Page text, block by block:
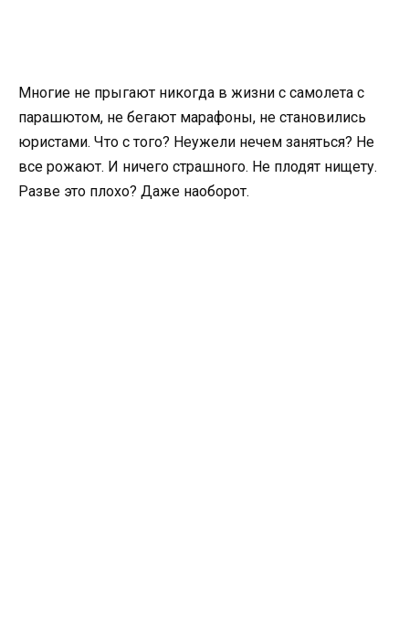
Многие не прыгают никогда в жизни с самолета с
парашютом, не бегают марафоны, не становились
юристами. Что с того? Неужели нечем заняться? Не
все рожают. И ничего страшного. Не плодят нищету.
Разве это плохо? Даже наоборот.